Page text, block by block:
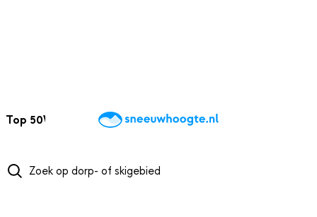
Top 50Webcams WintersportweerKaarten